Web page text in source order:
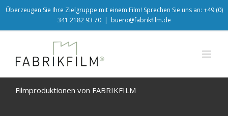
Überzeugen Sie Ihre Zielgruppe mit einem Film! Sprechen Sie uns an: +49 (0)
341 2182 93 70 | buero@fabrikfilm.de
Filmproduktionen von FABRIKFILM